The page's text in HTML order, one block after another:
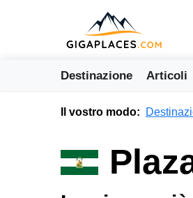
Destinazione Articoli
Il vostro modo: